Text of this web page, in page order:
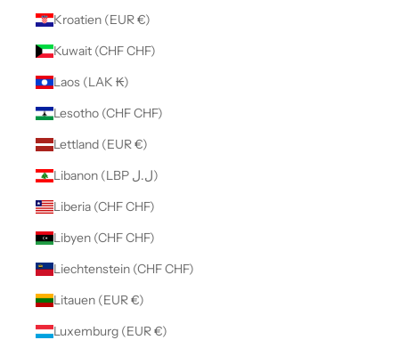
Kroatien (EUR €)
Kuwait (CHF CHF)
Laos (LAK ₭)
Lesotho (CHF CHF)
Lettland (EUR €)
Libanon (LBP ل.ل)
Liberia (CHF CHF)
Libyen (CHF CHF)
Liechtenstein (CHF CHF)
Litauen (EUR €)
Luxemburg (EUR €)